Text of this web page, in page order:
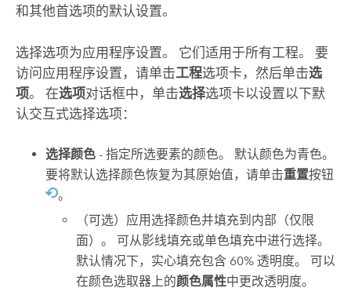
和其他首选项的默认设置。
选择选项为应用程序设置。 它们适用于所有工程。 要
访问应用程序设置，请单击工程选项卡，然后单击选
项。 在选项对话框中，单击选择选项卡以设置以下默
认交互式选择选项：
选择颜色 - 指定所选要素的颜色。 默认颜色为青色。
要将默认选择颜色恢复为其原始值，请单击重置按钮
。
（可选）应用选择颜色并填充到内部（仅限
面）。 可从影线填充或单色填充中进行选择。
默认情况下，实心填充包含 60% 透明度。 可以
在颜色选取器上的颜色属性中更改透明度。